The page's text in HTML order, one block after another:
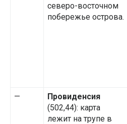
северо-восточном
побережье острова.
—
Провиденсия
(502,44): карта
лежит на трупе в